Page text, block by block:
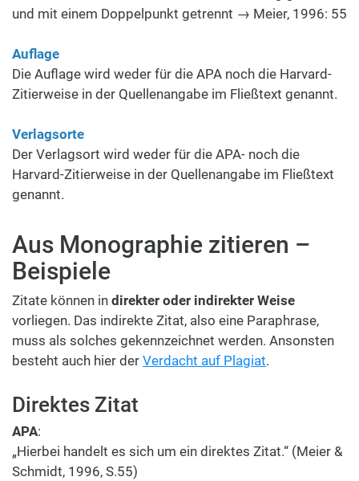
und mit einem Doppelpunkt getrennt → Meier, 1996: 55
Auflage
Die Auflage wird weder für die APA noch die Harvard-
Zitierweise in der Quellenangabe im Fließtext genannt.
Verlagsorte
Der Verlagsort wird weder für die APA- noch die
Harvard-Zitierweise in der Quellenangabe im Fließtext
genannt.
Aus Monographie zitieren –
Beispiele
Zitate können in direkter oder indirekter Weise
vorliegen. Das indirekte Zitat, also eine Paraphrase,
muss als solches gekennzeichnet werden. Ansonsten
besteht auch hier der Verdacht auf Plagiat.
Direktes Zitat
APA:
„Hierbei handelt es sich um ein direktes Zitat.“ (Meier &
Schmidt, 1996, S.55)